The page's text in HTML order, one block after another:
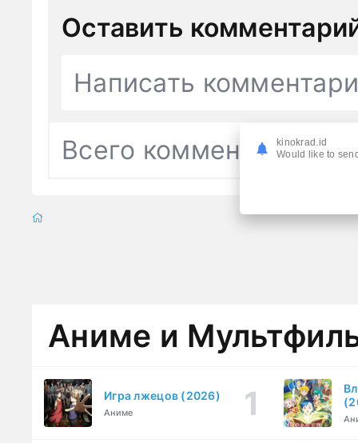
Оставить
Написать
Всего комментариев0
Аниме и
Игра лжецов (2026)
Аниме
kinokrad.id
Would like to